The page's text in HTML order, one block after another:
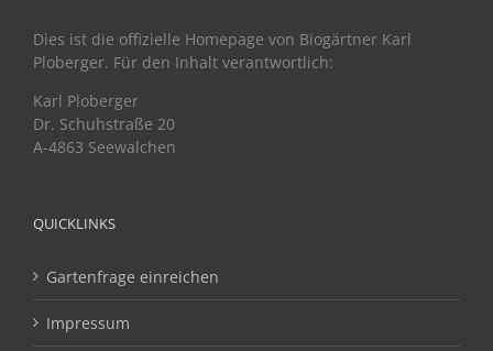
Dies ist die offizielle Homepage von Biogärtner Karl
Ploberger. Für den Inhalt verantwortlich:
Karl Ploberger
Dr. Schuhstraße 20
A-4863 Seewalchen
QUICKLINKS
Gartenfrage einreichen
Impressum